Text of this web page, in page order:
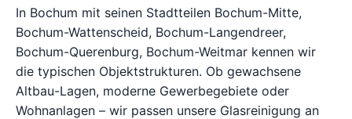
In Bochum mit seinen Stadtteilen Bochum-Mitte,
Bochum-Wattenscheid, Bochum-Langendreer,
Bochum-Querenburg, Bochum-Weitmar kennen wir
die typischen Objektstrukturen. Ob gewachsene
Altbau-Lagen, moderne Gewerbegebiete oder
Wohnanlagen – wir passen unsere Glasreinigung an